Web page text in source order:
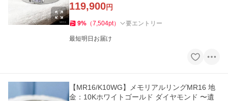
119,900円
9% （7,504pt） 要エントリー
最短明日お届け
【MR16/K10WG】メモリアルリングMR16 地
金：10Kホワイトゴールド ダイヤモンド 〜遺